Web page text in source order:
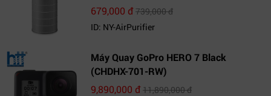
679,000 đ739,000 đ
ID: NY-AirPurifier
Máy Quay GoPro HERO 7 Black
(CHDHX-701-RW)
9,890,000 đ11,890,000 đ